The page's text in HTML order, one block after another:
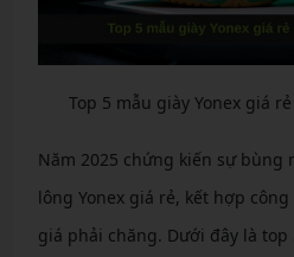
Top 5 mẫu giày Yonex giá
Năm 2025 chứng kiến sự bùng
lông Yonex giá rẻ, kết hợp
giá phải chăng. Dưới đây là